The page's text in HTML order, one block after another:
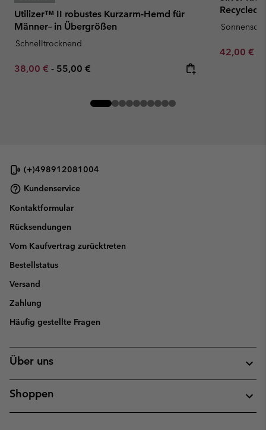
Utilizer™ II robustes Kurzarm-Hemd für
Männer– in Übergrößen
Schnelltrocknend
Minimum sale price:
38,00 € - Maximum price:
55,00 €
Recycled
Minimum
42,00 €
(+)498912081004
Kundenservice
Kontaktformular
Rücksendungen
Vom Kaufvertrag zurücktreten
Bestellstatus
Versand
Zahlung
Häufig gestellte Fragen
Über uns
Shoppen